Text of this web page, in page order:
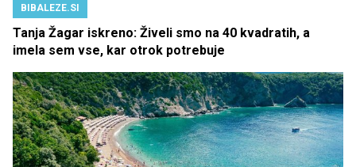
BIBALEZE.SI
Tanja Žagar iskreno: Živeli smo na 40 kvadratih, a
imela sem vse, kar otrok potrebuje